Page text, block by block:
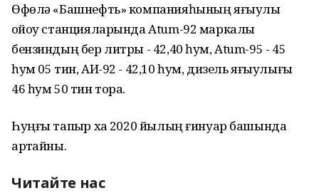
Өфөлә «Башнефть» компанияһының яғыулыҡ
ҡойоу станцияларында Atum-92 маркалы
бензиндың бер литры - 42,40 һум, Atum-95 - 45
һум 05 тин, АИ-92 - 42,10 һум, дизель яғыулығы
46 һум 50 тин тора.
Һуңғы тапҡыр хаҡ 2020 йылың ғинуар башында
артҡайны.
Читайте нас